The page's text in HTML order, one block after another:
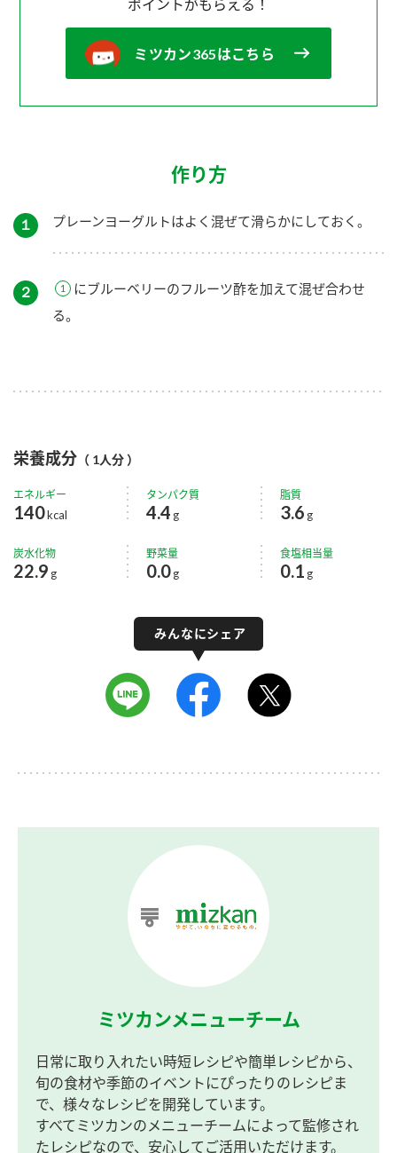
ポイントがもらえる！
ミツカン365はこちら
作り方
１ プレーンヨーグルトはよく混ぜて滑らかにしておく。
２
にブルーベリーのフルーツ酢を加えて混ぜ合わせ
る。
栄養成分 （ 1人分 ）
エネルギー
140kcal
タンパク質
4.4 g
脂質
3.6 g
炭水化物
22.9 g
野菜量
0.0g
食塩相当量
0.1 g
ミツカンメニューチーム
日常に取り入れたい時短レシピや簡単レシピから、
旬の食材や季節のイベントにぴったりのレシピま
で、様々なレシピを開発しています。
すべてミツカンのメニューチームによって監修され
たレシピなので、安心してご活用いただけます。